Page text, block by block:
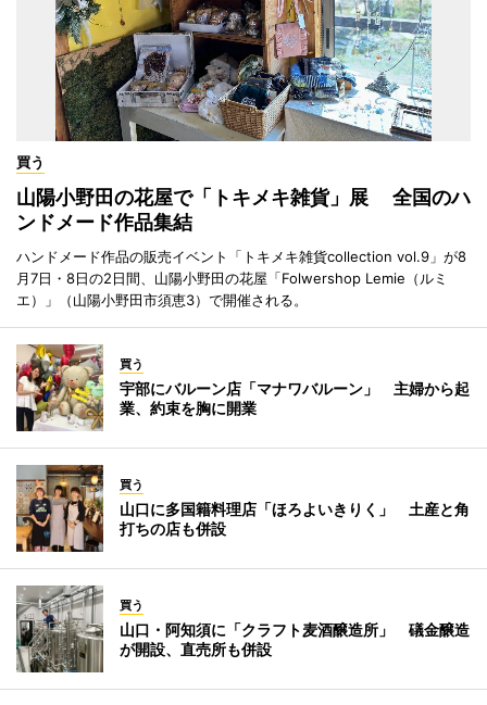
買う
山陽小野田の花屋で「トキメキ雑貨」展 全国のハ
ンドメード作品集結
ハンドメード作品の販売イベント「トキメキ雑貨collection vol.9」が8
月7日・8日の2日間、山陽小野田の花屋「Folwershop Lemie（ルミ
エ）」（山陽小野田市須恵3）で開催される。
買う
宇部にバルーン店「マナワバルーン」 主婦から起
業、約束を胸に開業
買う
山口に多国籍料理店「ほろよいきりく」 土産と角
打ちの店も併設
買う
山口・阿知須に「クラフト麦酒醸造所」 礒金醸造
が開設、直売所も併設